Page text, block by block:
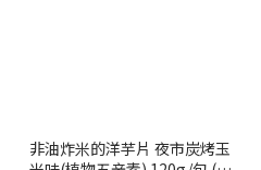
非油炸米的洋芋片 夜市炭烤玉